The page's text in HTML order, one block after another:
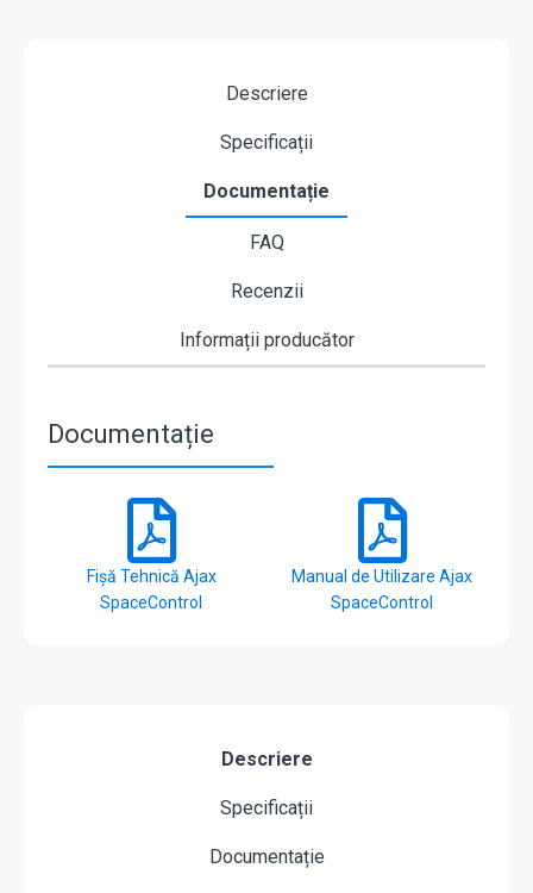
Descriere
Specificații
Documentație
FAQ
Recenzii
Informații producător
Documentație
Fișă Tehnică Ajax
SpaceControl
Manual de Utilizare Ajax
SpaceControl
Descriere
Specificații
Documentație